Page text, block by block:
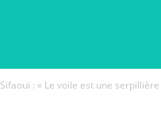
Sifaoui : « Le voile est une